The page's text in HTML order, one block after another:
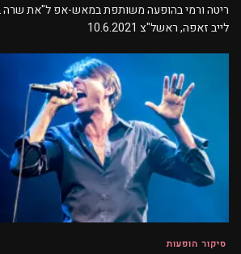
ריטה ורמי בהופעה משותפת במאש-אפ ל"את שרה
לייב זאפה, ראשל"צ 10.6.2021
סיקור הופעות